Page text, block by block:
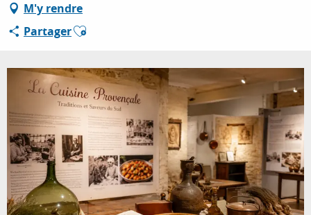
SÉJOURNER
M'y rendre
PartagerAjouter aux favoris